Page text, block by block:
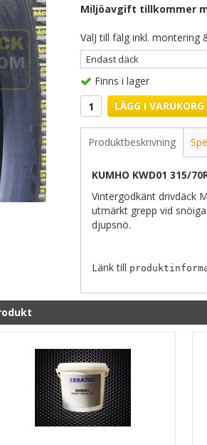
Miljöavgift tillkommer
VälJ till fälg inkl. montering
Finns i lager
LÄGG I
Produktbeskrivning
KUMHO KWD01 315/
Vintergodkänt drivdäck
utmärkt grepp vid
djupsnö.
Länk till